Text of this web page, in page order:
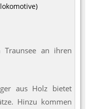
an ihren
aus Holz bietet
Hinzu kommen